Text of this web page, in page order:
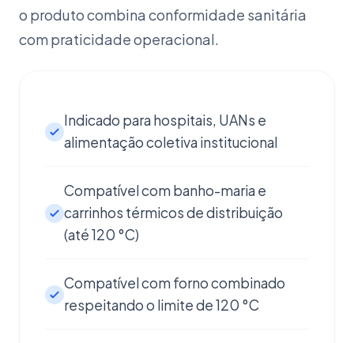
o produto combina conformidade sanitária
com praticidade operacional.
Indicado para hospitais, UANs e
alimentação coletiva institucional
Compatível com banho-maria e
carrinhos térmicos de distribuição
(até 120 °C)
Compatível com forno combinado
respeitando o limite de 120 °C